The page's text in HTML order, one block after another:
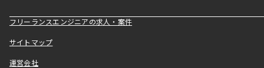
フリーランスエンジニアの求人・案件
サイトマップ
運営会社